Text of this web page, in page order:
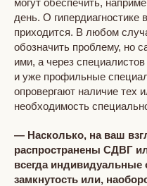
день. О гипердиагностике
приходится. В любом
обозначить проблему, но
ими, а через
и уже профильные
опровергают наличие тех
необходимость
— Насколько, на ваш
распространены СДВГ
всегда индивидуальные
замкнутость или,